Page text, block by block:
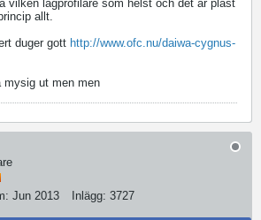
vilken lågprofilare som helst och det är plast
allt.
duger gott http://www.ofc.nu/daiwa-cygnus-
mysig ut men men
Jun 2013 Inlägg: 3727